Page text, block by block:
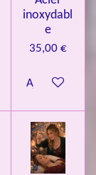
panier
inoxydabl
e
35,00 €
Ajouter au